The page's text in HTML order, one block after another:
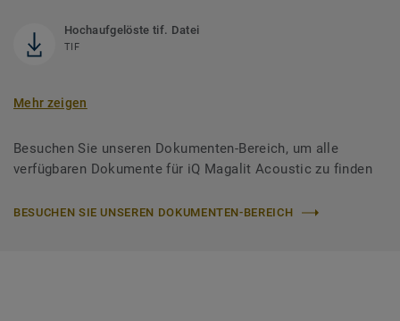
Hochaufgelöste tif. Datei
TIF
Mehr zeigen
Besuchen Sie unseren Dokumenten-Bereich, um alle
verfügbaren Dokumente für iQ Magalit Acoustic zu finden
BESUCHEN SIE UNSEREN DOKUMENTEN-BEREICH